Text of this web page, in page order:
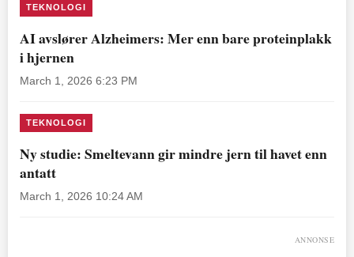
TEKNOLOGI
AI avslører Alzheimers: Mer enn bare proteinplakk
i hjernen
March 1, 2026 6:23 PM
TEKNOLOGI
Ny studie: Smeltevann gir mindre jern til havet enn
antatt
March 1, 2026 10:24 AM
ANNONSE